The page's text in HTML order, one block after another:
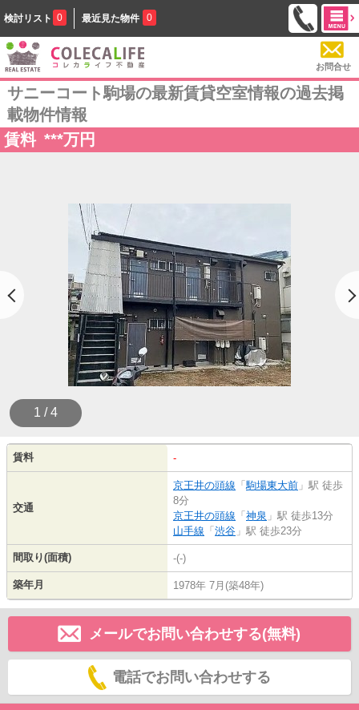
検討リスト 0 最近見た物件 0
お問合せ
サニーコート駒場の最新賃貸空室情報の過去掲
載物件情報
賃料 ***万円
1 / 4
賃料 -
交通
京王井の頭線 「駒場東大前 」駅 徒歩
8分
京王井の頭線 「 神泉 」駅 徒歩13分
山手線 「 渋谷 」駅 徒歩23分
間取り(面積) -(-)
築年月 1978年 7月(築48年)
メールでお問い合わせする(無料)
電話でお問い合わせする